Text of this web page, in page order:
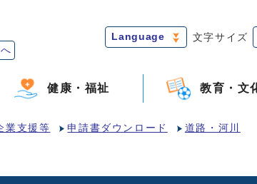
Language 文字サイズ
健康・福祉 教育・文
業支援等 申請書ダウンロード 道路・河川